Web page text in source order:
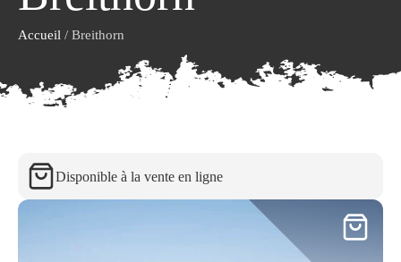
Accueil / Breithorn
Disponible à la vente en ligne